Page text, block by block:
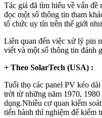
Tác giả đã tìm hiểu về vấn
đọc một số thông tin tham
tổ chức uy tín trên thế giới
Liên quan đến việc xử lý pin
viết và một số thông tin đánh
+ Theo SolarTech (USA) :
Tuổi thọ các panel PV kéo
trời từ những năm 1970,
dụng.Nhiều cơ quan kiểm
tiến hành thí nghiệm để kiểm